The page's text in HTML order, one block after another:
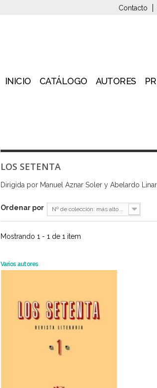
Contacto
INICIO CATÁLOGO AUTORES
LOS SETENTA
Dirigida por Manuel Aznar Soler y Abelardo
Ordenar por Nº de colección: más alto primero
Mostrando 1 - 1 de 1 item
Varios autores